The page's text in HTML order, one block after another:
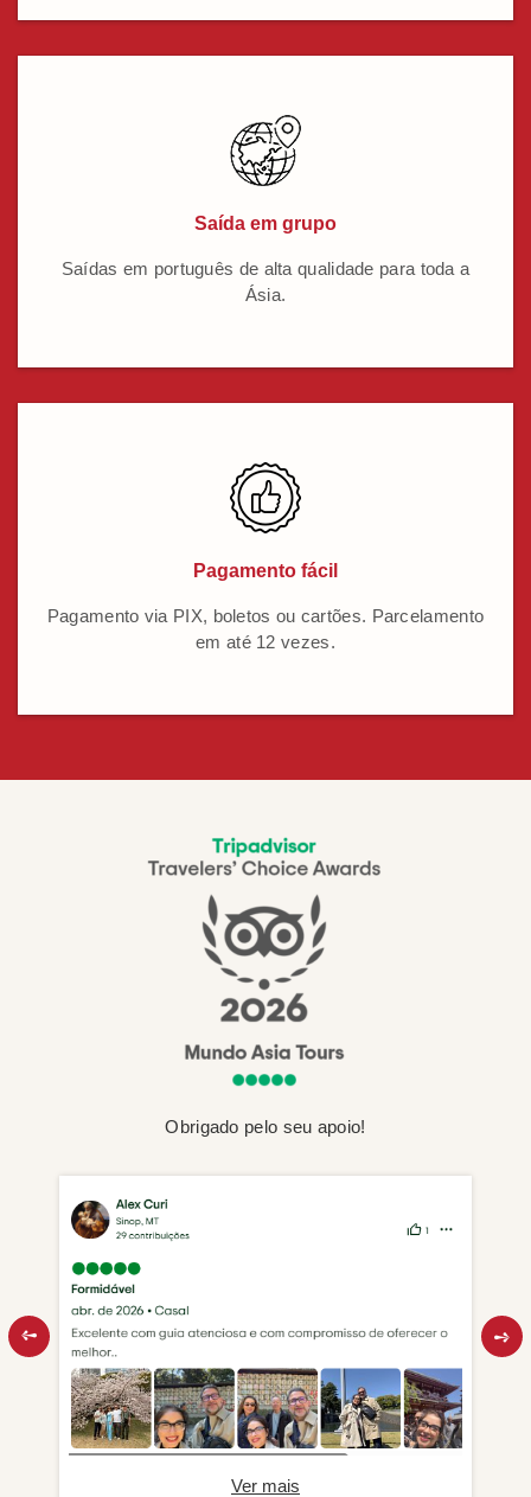
Saída em grupo
Saídas em português de alta qualidade para toda a
Ásia.
Pagamento fácil
Pagamento via PIX, boletos ou cartões. Parcelamento
em até 12 vezes.
Obrigado pelo seu apoio!
Ver mais